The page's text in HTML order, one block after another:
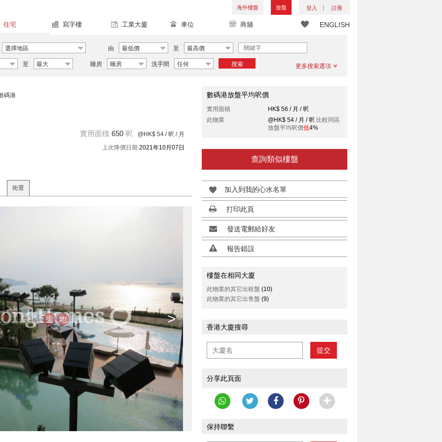
海外樓盤 放盤 登入 註冊
ENGLISH
住宅 寫字樓 工業大廈 車位 商舖
選擇地區 由 最低價 至 最高價
至 最大 睡房 睡房 洗手間 任何 搜索 更多搜索選項
碼港
實用面積 650 呎 @HK$ 54 / 呎 / 月
上次降價日期 2021年10月07日
街景
>
數碼港放盤平均呎價
實用面積
HK$ 56 / 月 / 呎
此物業
@HK$ 54 / 月 / 呎 比較同區
放盤平均呎價低4%
查詢類似樓盤
加入到我的心水名單
打印此頁
發送電郵給好友
報告錯誤
樓盤在相同大廈
此物業的其它出租盤 (10)
此物業的其它出售盤 (9)
香港大廈搜尋
提交
分享此頁面
保持聯繫